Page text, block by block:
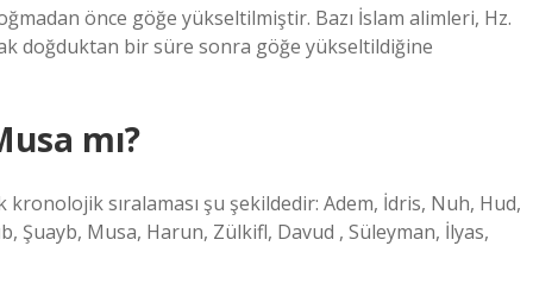
önce göğe yükseltilmiştir. Bazı İslam alimleri, Hz.
doğduktan bir süre sonra göğe yükseltildiğine
mı?
kronolojik sıralaması şu şekildedir: Adem, İdris, Nuh, Hud,
Şuayb, Musa, Harun, Zülkifl, Davud , Süleyman, İlyas,